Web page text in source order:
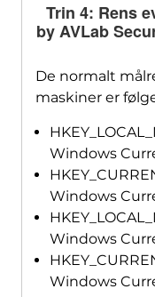
Trin 4: Rens
by AVLab
De normalt
maskiner er
Windows
Windows
Windows
Windows